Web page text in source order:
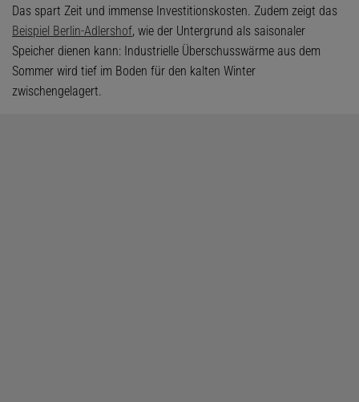
Das spart Zeit und immense Investitionskosten. Zudem zeigt das
Beispiel Berlin-Adlershof, wie der Untergrund als saisonaler
Speicher dienen kann: Industrielle Überschusswärme aus dem
Sommer wird tief im Boden für den kalten Winter
zwischengelagert.